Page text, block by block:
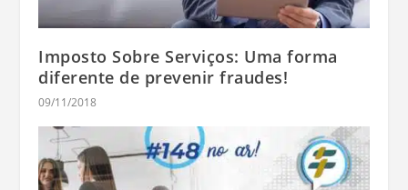
Imposto Sobre Serviços: Uma forma
diferente de prevenir fraudes!
09/11/2018